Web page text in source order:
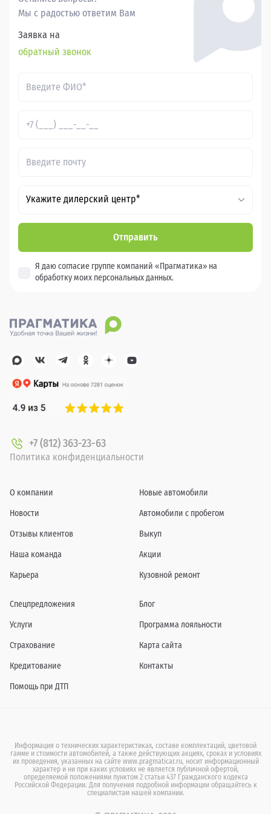
Мы с радостью ответим Вам
Заявка на
обратный звонок
Укажите дилерский центр*
Отправить
Я даю согласие группе компаний «Прагматика» на
обработку моих персональных данных.
+7 (812) 363-23-63
Политика конфиденциальности
О компании
Новости
Отзывы клиентов
Наша команда
Карьера
Новые автомобили
Автомобили с пробегом
Выкуп
Акции
Кузовной ремонт
Спецпредложения
Услуги
Страхование
Кредитование
Помощь при ДТП
Блог
Программа лояльности
Карта сайта
Контакты
Информация о технических характеристиках, составе комплектаций, цветовой
гамме и стоимости автомобилей, а также действующих акциях, сроках и условиях
их проведения, указанных на сайте www.pragmaticar.ru, носит информационный
характер и ни при каких условиях не является публичной офертой,
определяемой положениями пунктом 2 статьи 437 Гражданского кодекса
Российской Федерации. Для получения подробной информации обращайтесь к
специалистам нашей компании.